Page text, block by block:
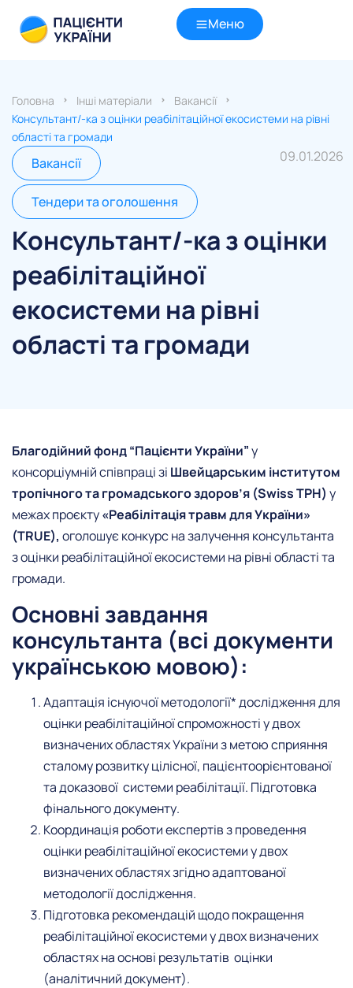
Меню
Головна Інші матеріали
Вакансії
Консультант/-ка з оцінки реабілітаційної екосистеми на рівні
області та громади
Вакансії
Тендери та оголошення
09.01.2026
Консультант/-ка з оцінки
реабілітаційної
екосистеми на рівні
області та громади
Благодійний фонд “Пацієнти України”у
консорціумній співпраці зі Швейцарським інститутом
тропічного та громадського здоров’я (Swiss TPH) у
межах проєкту«Реабілітація травм для України»
(TRUE), оголошує конкурс на залучення консультанта
з оцінки реабілітаційної екосистеми на рівні області та
громади.
Основні завдання
консультанта (всі документи
українською мовою):
Адаптація існуючої методології* дослідження для
оцінки реабілітаційної спроможності у двох
визначених областях України з метою сприяння
сталому розвитку цілісної, пацієнтоорієнтованої
та доказової системи реабілітації. Підготовка
фінального документу.
Координація роботи експертів з проведення
оцінки реабілітаційної екосистеми у двох
визначених областях згідно адаптованої
методології дослідження.
Підготовка рекомендацій щодо покращення
реабілітаційної екосистеми у двох визначених
областях на основі результатів оцінки
(аналітичний документ).